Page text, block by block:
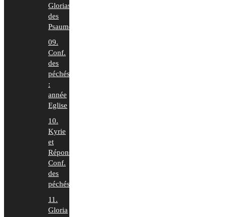
Glorias
des
Psaumes
09.
Conf.
des
péchés
:
année
Eglise
10.
Kyrie
et
Répons
Conf.
des
péchés
11.
Gloria